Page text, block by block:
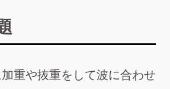
重や抜重をして波に合わせ